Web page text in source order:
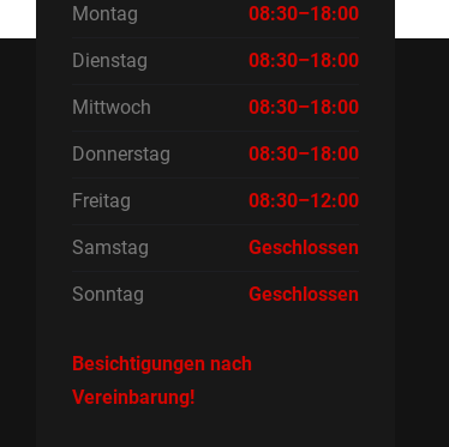
Montag 08:30–18:00
Dienstag 08:30–18:00
Mittwoch 08:30–18:00
Donnerstag 08:30–18:00
Freitag 08:30–12:00
Samstag Geschlossen
Sonntag Geschlossen
Besichtigungen nach
Vereinbarung!